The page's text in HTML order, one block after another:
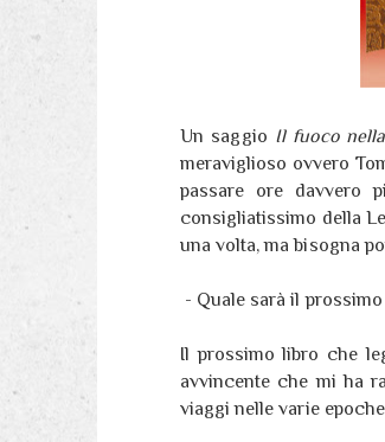
Un saggio Il fuoco
meraviglioso ovvero
passare ore davvero
consigliatissimo della
una volta, ma bisogna
- Quale sarà il
Il prossimo libro che
avvincente che mi ha
viaggi nelle varie